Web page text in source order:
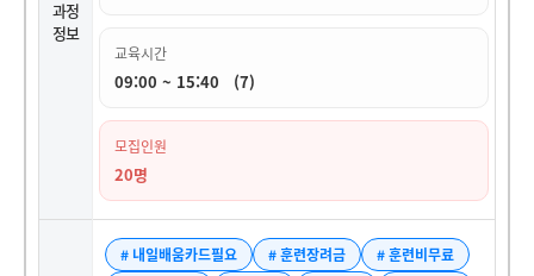
과정
정보
교육시간
09:00 ~ 15:40 (7)
모집인원
20명
# 내일배움카드필요 # 훈련장려금
# 훈련비무료